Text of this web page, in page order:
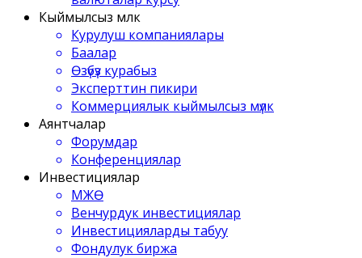
Кыймылсыз мүлк
Курулуш компаниялары
Баалар
Өзүбүз курабыз
Эксперттин пикири
Коммерциялык кыймылсыз мүлк
Аянтчалар
Форумдар
Конференциялар
Инвестициялар
МЖӨ
Венчурдук инвестициялар
Инвестицияларды табуу
Фондулук биржа